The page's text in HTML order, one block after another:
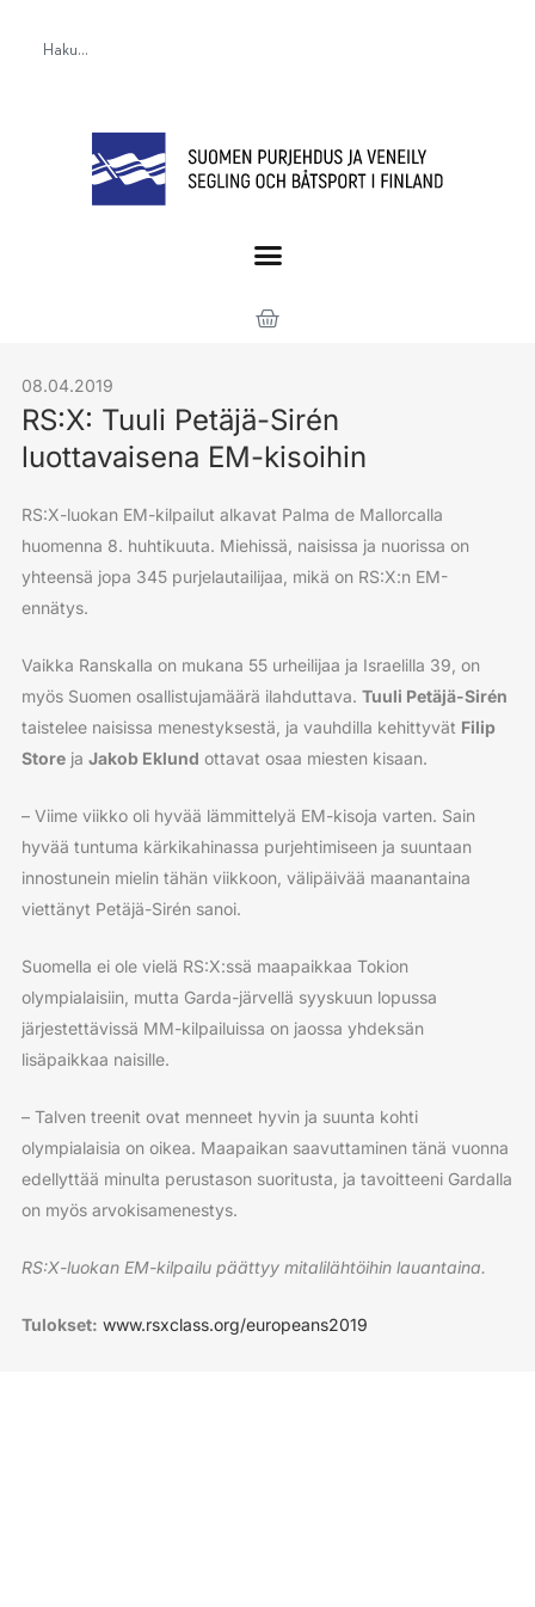
08.04.2019
RS:X: Tuuli Petäjä-Sirén
luottavaisena EM-kisoihin
RS:X-luokan EM-kilpailut alkavat Palma de Mallorcalla
huomenna 8. huhtikuuta. Miehissä, naisissa ja nuorissa on
yhteensä jopa 345 purjelautailijaa, mikä on RS:X:n EM-
ennätys.
Vaikka Ranskalla on mukana 55 urheilijaa ja Israelilla 39, on
myös Suomen osallistujamäärä ilahduttava. Tuuli Petäjä-Sirén
taistelee naisissa menestyksestä, ja vauhdilla kehittyvät Filip
Storeja Jakob Eklund ottavat osaa miesten kisaan.
– Viime viikko oli hyvää lämmittelyä EM-kisoja varten. Sain
hyvää tuntuma kärkikahinassa purjehtimiseen ja suuntaan
innostunein mielin tähän viikkoon, välipäivää maanantaina
viettänyt Petäjä-Sirén sanoi.
Suomella ei ole vielä RS:X:ssä maapaikkaa Tokion
olympialaisiin, mutta Garda-järvellä syyskuun lopussa
järjestettävissä MM-kilpailuissa on jaossa yhdeksän
lisäpaikkaa naisille.
– Talven treenit ovat menneet hyvin ja suunta kohti
olympialaisia on oikea. Maapaikan saavuttaminen tänä vuonna
edellyttää minulta perustason suoritusta, ja tavoitteeni Gardalla
on myös arvokisamenestys.
RS:X-luokan EM-kilpailu päättyy mitalilähtöihin lauantaina.
Tulokset: www.rsxclass.org/europeans2019